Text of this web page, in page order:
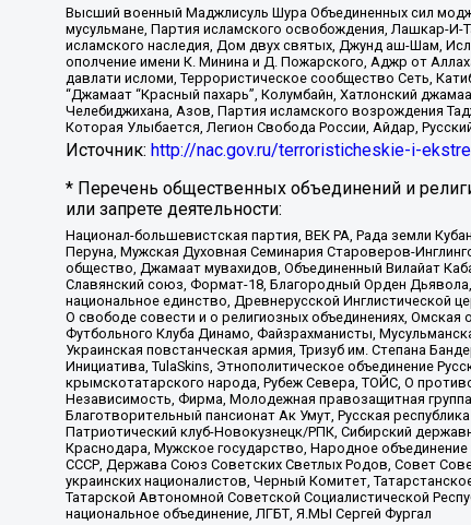
Высший военный Маджлисуль Шура Объединенных сил
мусульмане, Партия исламского освобождения, Лашкар-
исламского наследия, Дом двух святых, Джунд аш-Шам,
ополчение имени К. Минина и Д. Пожарского, Аджр от
давлати исломи, Террористическое сообщество Сеть,
“Джамаат “Красный пахарь”, Колумбайн, Хатлонский
Челебиджихана, Азов, Партия исламского возрождения
Которая Улыбается, Легион Свобода России, Айдар,
Источник: http://nac.gov.ru/terroristicheskie-i-
* Перечень общественных объединений и
или запрете деятельности:
Национал-большевистская партия, ВЕК РА, Рада земли
Перуна, Мужская Духовная Семинария Староверов-
общество, Джамаат мувахидов, Объединенный Вилайат
Славянский союз, Формат-18, Благородный Орден
национальное единство, Древнерусской Инглистической
О свободе совести и о религиозных объединениях,
Футбольного Клуба Динамо, Файзрахманисты,
Украинская повстанческая армия, Тризуб им. Степана
Инициатива, TulaSkins, Этнополитическое объединение
крымскотатарского народа, Рубеж Севера, ТОЙС, О
Независимость, Фирма, Молодежная правозащитная
Благотворительный пансионат Ак Умут, Русская
Патриотический клуб-Новокузнецк/РПК, Сибирский
Краснодара, Мужское государство, Народное
СССР, Держава Союз Советских Светлых Родов, Совет
украинских националистов, Черный Комитет,
Татарской Автономной Советской Социалистической
национальное объединение, ЛГБТ, Я.МЫ Сергей Фургал